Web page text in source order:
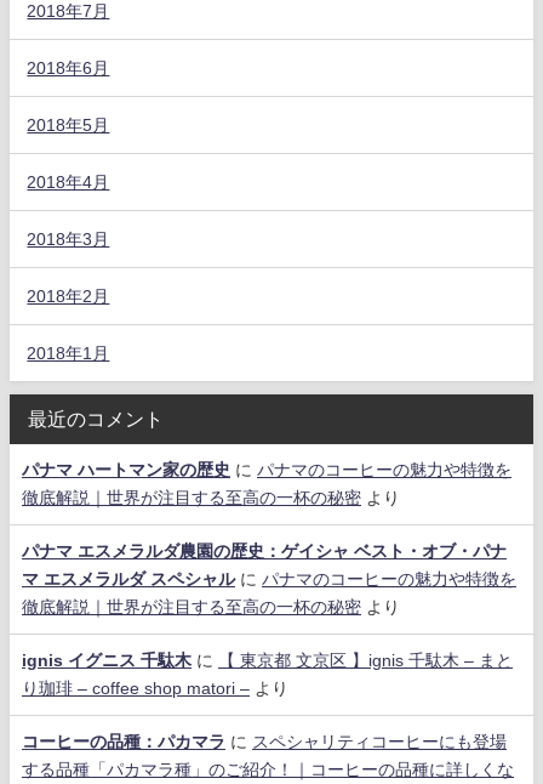
2018年7月
2018年6月
2018年5月
2018年4月
2018年3月
2018年2月
2018年1月
最近のコメント
パナマ ハートマン家の歴史 に パナマのコーヒーの魅力や特徴を
徹底解説｜世界が注目する至高の一杯の秘密 より
パナマ エスメラルダ農園の歴史：ゲイシャ ベスト・オブ・パナ
マ エスメラルダ スペシャルに パナマのコーヒーの魅力や特徴を
徹底解説｜世界が注目する至高の一杯の秘密 より
ignis イグニス 千駄木に
【 東京都 文京区 】ignis 千駄木 – まと
り珈琲 – coffee shop matori – より
コーヒーの品種：パカマラ に スペシャリティコーヒーにも登場
する品種「パカマラ種」のご紹介！｜コーヒーの品種に詳しくな